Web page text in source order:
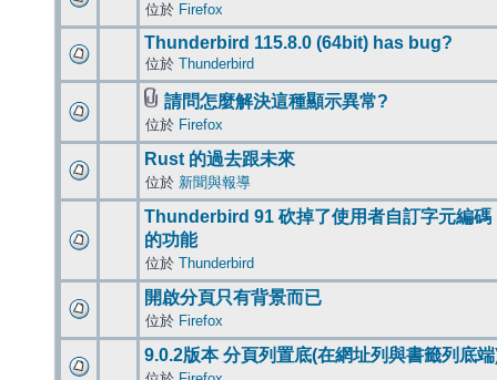
位於 Firefox
Thunderbird 115.8.0 (64bit) has bug?
位於 Thunderbird
請問怎麼解決這種顯示異常?
位於 Firefox
Rust 的過去跟未來
位於 新聞與報導
Thunderbird 91 砍掉了使用者自訂字元編碼
的功能
位於 Thunderbird
開啟分頁只有背景而已
位於 Firefox
9.0.2版本 分頁列置底(在網址列與書籤列底